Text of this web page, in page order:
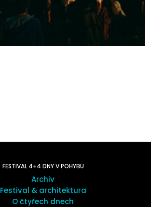
FESTIVAL 4+4 DNY V POHYBU
Archiv
Festival & architektura
O čtyřech dnech